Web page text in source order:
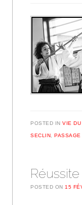
POSTED INVIE DU
SECLIN ,
POSTED ON 15